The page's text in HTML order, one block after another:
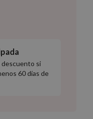
descuento si
60 días de